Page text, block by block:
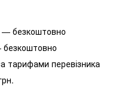
— безкоштовно
безкоштовно
тарифами перевізника